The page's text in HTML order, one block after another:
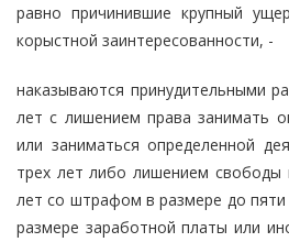
равно причинившие крупный
корыстной заинтересованности, -
наказываются принудительными
лет с лишением права занимать
или заниматься определенной
трех лет либо лишением свободы
лет со штрафом в размере до
размере заработной платы или